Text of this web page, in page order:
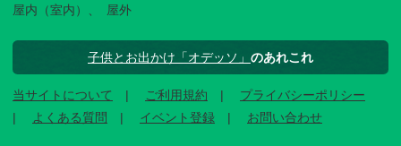
屋内（室内）
屋外
子供とお出かけ「オデッソ」 のあれこれ
当サイトについて ご利用規約
プライバシーポリシー
よくある質問
イベント登録 お問い合わせ